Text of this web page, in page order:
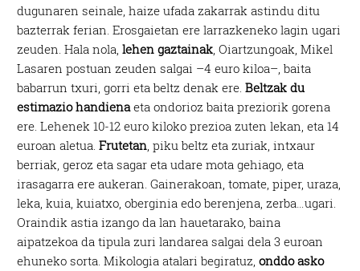
dugunaren seinale, haize ufada zakarrak astindu ditu
bazterrak ferian. Erosgaietan ere larrazkeneko lagin ugari
zeuden. Hala nola,lehen gaztainak, Oiartzungoak, Mikel
Lasaren postuan zeuden salgai –4 euro kiloa–, baita
babarrun txuri, gorri eta beltz denak ere.Beltzak du
estimazio handienaeta ondorioz baita preziorik gorena
ere. Lehenek 10-12 euro kiloko prezioa zuten lekan, eta 14
euroan aletua.Frutetan, piku beltz eta zuriak, intxaur
berriak, geroz eta sagar eta udare mota gehiago, eta
irasagarra ere aukeran. Gainerakoan, tomate, piper, uraza,
leka, kuia, kuiatxo, oberginia edo berenjena, zerba…ugari.
Oraindik astia izango da lan hauetarako, baina
aipatzekoa da tipula zuri landarea salgai dela 3 euroan
ehuneko sorta. Mikologia atalari begiratuz,onddo asko